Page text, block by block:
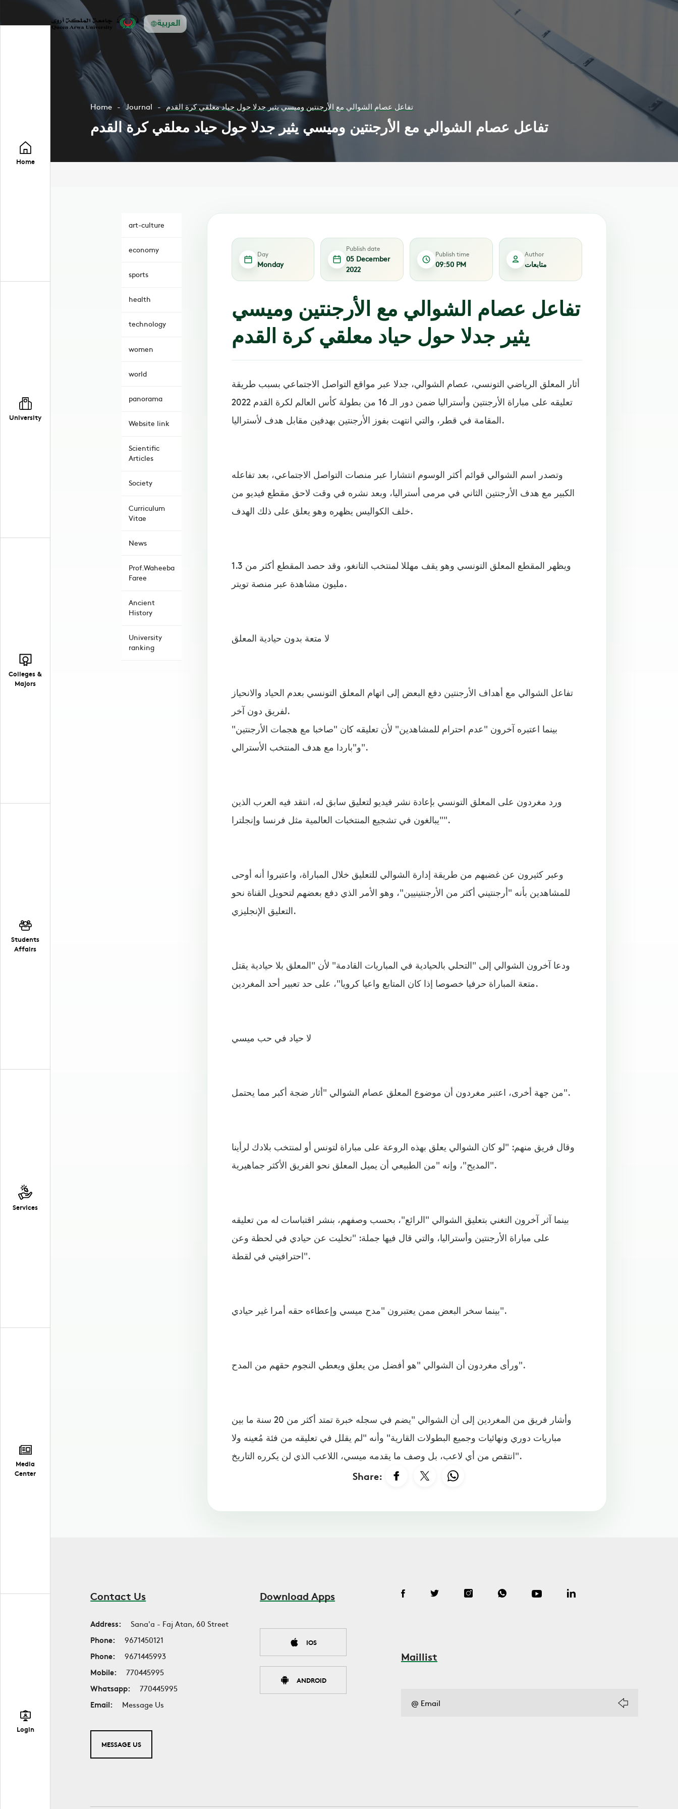
العربية
Home
University
Colleges &
Majors
Students
Affairs
Services
Media
Center
Login
Home Journal تفاعل عصام الشوالي مع الأرجنتين وميسي يثير جدلا حول حياد معلقي كرة القدم
تفاعل عصام الشوالي مع الأرجنتين وميسي يثير جدلا حول حياد معلقي كرة القدم
art-culture
economy
sports
health
technology
women
world
panorama
Website link
Scientific
Articles
Society
Curriculum
Vitae
News
Prof.Waheeba
Faree
Ancient
History
University
ranking
Day
Monday
Publish date
05 December
2022
Publish time
09:50 PM
Author
متابعات
تفاعل عصام الشوالي مع الأرجنتين وميسي
يثير جدلا حول حياد معلقي كرة القدم
أثار المعلق الرياضي التونسي، عصام الشوالي، جدلا عبر مواقع التواصل الاجتماعي بسبب طريقة
تعليقه على مباراة الأرجنتين وأستراليا ضمن دور الـ 16 من بطولة كأس العالم لكرة القدم 2022
المقامة في قطر، والتي انتهت بفوز الأرجنتين بهدفين مقابل هدف لأستراليا.
وتصدر اسم الشوالي قوائم أكثر الوسوم انتشارا عبر منصات التواصل الاجتماعي، بعد تفاعله
الكبير مع هدف الأرجنتين الثاني في مرمى أستراليا، وبعد نشره في وقت لاحق مقطع فيديو من
خلف الكواليس يظهره وهو يعلق على ذلك الهدف.
ويظهر المقطع المعلق التونسي وهو يقف مهللا لمنتخب التانغو، وقد حصد المقطع أكثر من 1.3
مليون مشاهدة عبر منصة تويتر.
لا متعة بدون حيادية المعلق
تفاعل الشوالي مع أهداف الأرجنتين دفع البعض إلى اتهام المعلق التونسي بعدم الحياد والانحياز
لفريق دون آخر.
بينما اعتبره آخرون "عدم احترام للمشاهدين" لأن تعليقه كان "صاخبا مع هجمات الأرجنتين"
و"باردا مع هدف المنتخب الأسترالي".
ورد مغردون على المعلق التونسي بإعادة نشر فيديو لتعليق سابق له، انتقد فيه العرب الذين
"يبالغون في تشجيع المنتخبات العالمية مثل فرنسا وإنجلترا".
وعبر كثيرون عن غضبهم من طريقة إدارة الشوالي للتعليق خلال المباراة، واعتبروا أنه أوحى
للمشاهدين بأنه "أرجنتيني أكثر من الأرجنتينيين"، وهو الأمر الذي دفع بعضهم لتحويل القناة نحو
التعليق الإنجليزي.
ودعا آخرون الشوالي إلى "التحلي بالحيادية في المباريات القادمة" لأن "المعلق بلا حيادية يقتل
متعة المباراة حرفيا خصوصا إذا كان المتابع واعيا كرويا"، على حد تعبير أحد المغردين.
لا حياد في حب ميسي
من جهة أخرى، اعتبر مغردون أن موضوع المعلق عصام الشوالي "أثار ضجة أكبر مما يحتمل".
وقال فريق منهم: "لو كان الشوالي يعلق بهذه الروعة على مباراة لتونس أو لمنتخب بلادك لرأينا
المديح"، وإنه "من الطبيعي أن يميل المعلق نحو الفريق الأكثر جماهيرية".
بينما آثر آخرون التغني بتعليق الشوالي "الرائع"، بحسب وصفهم، بنشر اقتباسات له من تعليقه
على مباراة الأرجنتين وأستراليا، والتي قال فيها جملة: "تخليت عن حيادي في لحظة وعن
احترافيتي في لقطة".
بينما سخر البعض ممن يعتبرون "مدح ميسي وإعطاءه حقه أمرا غير حيادي".
ورأى مغردون أن الشوالي "هو أفضل من يعلق ويعطي النجوم حقهم من المدح".
وأشار فريق من المغردين إلى أن الشوالي "يضم في سجله خبرة تمتد أكثر من 20 سنة ما بين
مباريات دوري ونهائيات وجميع البطولات القارية" وأنه "لم يقلل في تعليقه من فئة مُعينه ولا
انتقص من أي لاعب، بل وصف ما يقدمه ميسي، اللاعب الذي لن يكرره التاريخ".
Share:
Contact Us
Address:
Sana'a - Faj Atan, 60 Street
Phone:
9671450121
Phone:
9671445993
Mobile:
770445995
Whatsapp:
770445995
Email:
Message Us
MESSAGE US
Download Apps
IOS
ANDROID
Maillist